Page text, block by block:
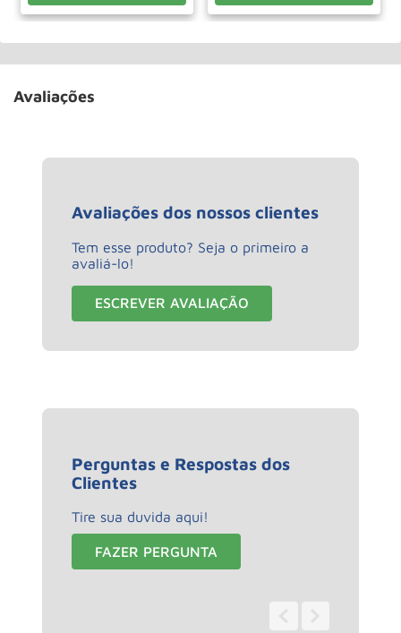
Avaliações
Avaliações dos nossos clientes
Tem esse produto? Seja o primeiro a
avaliá-lo!
ESCREVER AVALIAÇÃO
Perguntas e Respostas dos
Clientes
Tire sua duvida aqui!
FAZER PERGUNTA